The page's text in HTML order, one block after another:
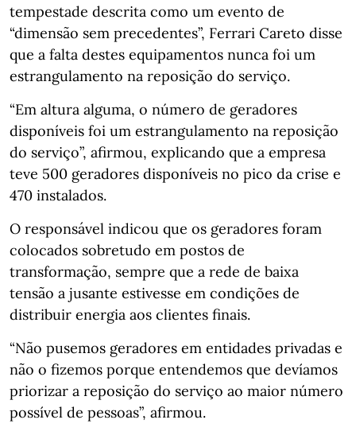
tempestade descrita como um evento de
“dimensão sem precedentes”, Ferrari Careto disse
que a falta destes equipamentos nunca foi um
estrangulamento na reposição do serviço.
“Em altura alguma, o número de geradores
disponíveis foi um estrangulamento na reposição
do serviço”, afirmou, explicando que a empresa
teve 500 geradores disponíveis no pico da crise e
470 instalados.
O responsável indicou que os geradores foram
colocados sobretudo em postos de
transformação, sempre que a rede de baixa
tensão a jusante estivesse em condições de
distribuir energia aos clientes finais.
“Não pusemos geradores em entidades privadas e
não o fizemos porque entendemos que devíamos
priorizar a reposição do serviço ao maior número
possível de pessoas”, afirmou.